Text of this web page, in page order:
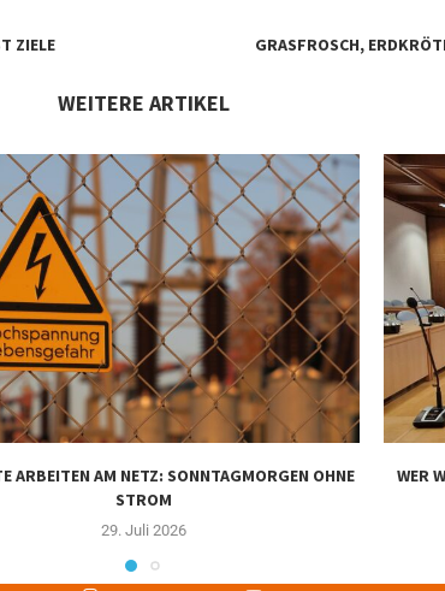
ZIELE
GRASFROSCH,
WEITERE ARTIKEL
ARBEITEN AM NETZ: SONNTAGMORGEN OHNE
STROM
29. Juli 2026
WER